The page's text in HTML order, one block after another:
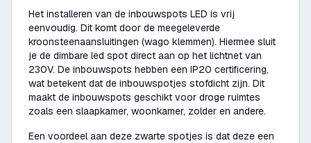
Het installeren van de inbouwspots LED is vrij
eenvoudig. Dit komt door de meegeleverde
kroonsteenaansluitingen (wago klemmen). Hiermee sluit
je de dimbare led spot direct aan op het lichtnet van
230V. De inbouwspots hebben een IP20 certificering,
wat betekent dat de inbouwspotjes stofdicht zijn. Dit
maakt de inbouwspots geschikt voor droge ruimtes
zoals een slaapkamer, woonkamer, zolder en andere.
Een voordeel aan deze zwarte spotjes is dat deze een